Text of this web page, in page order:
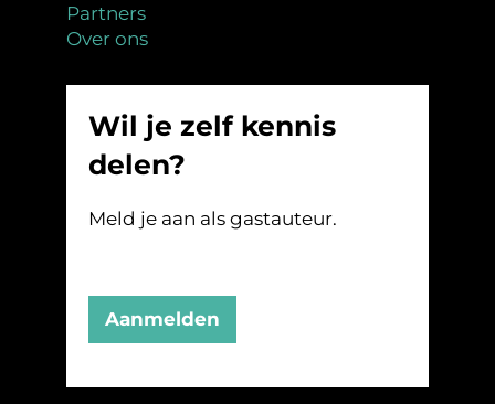
Partners
Over ons
Wil je zelf kennis
delen?
Meld je aan als gastauteur.
Aanmelden